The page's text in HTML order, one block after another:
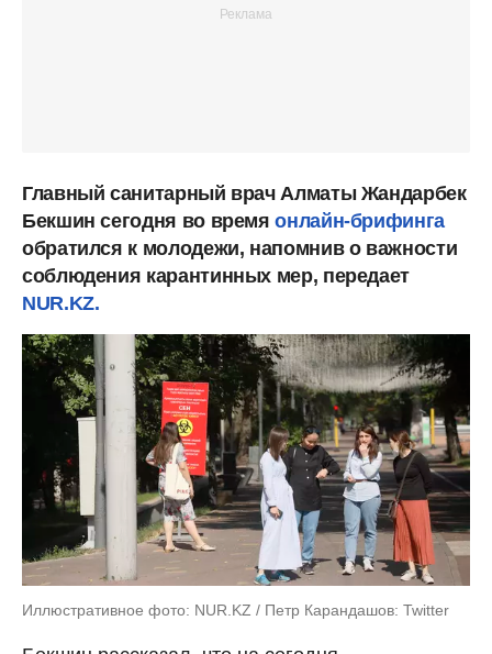
Главный санитарный врач Алматы Жандарбек
Бекшин сегодня во времяонлайн-брифинга
обратился к молодежи, напомнив о важности
соблюдения карантинных мер, передает
NUR.KZ.
Иллюстративное фото: NUR.KZ / Петр Карандашов: Twitter